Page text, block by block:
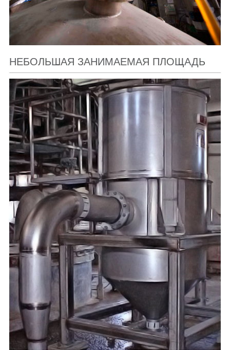
НЕБОЛЬШАЯ ЗАНИМАЕМАЯ ПЛОЩАДЬ